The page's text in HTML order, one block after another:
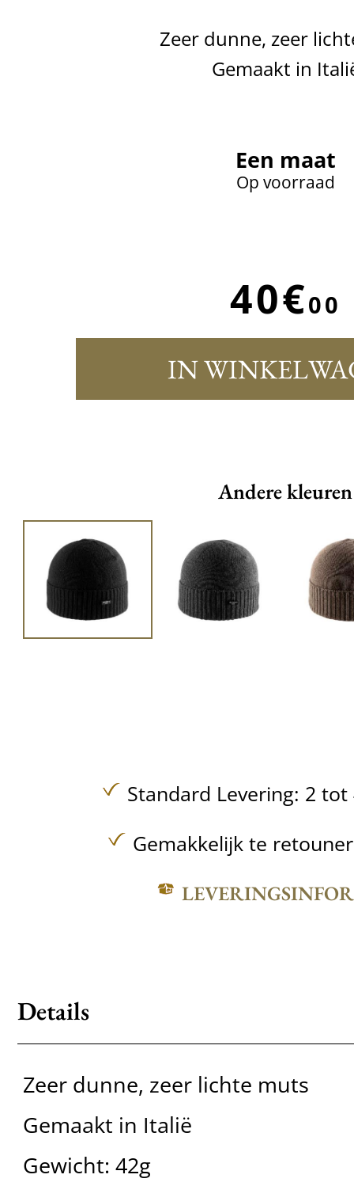
Zeer dunne, zeer
Gemaakt in
Een maat
Op voorraad
40€00
IN
Andere kleuren
Standard Levering: 2
Gemakkelijk te
Details
Zeer dunne, zeer lichte muts
Gemaakt in Italië
Gewicht: 42g